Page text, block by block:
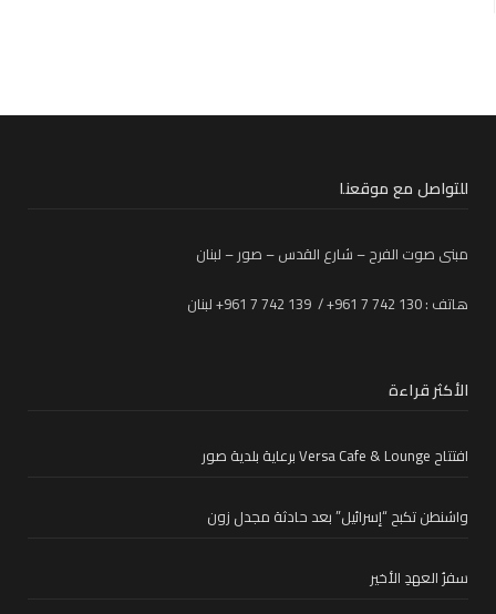
للتواصل مع موقعنا
مبنى صوت الفرح – شارع القدس – صور – لبنان
هاتف : 130 742 7 961+ / 139 742 7 961+ لبنان
الأكثر قراءة
افتتاح Versa Cafe & Lounge برعاية بلدية صور
واشنطن تكبح “إسرائيل” بعد حادثة مجدل زون
سفرُ العهدِ الأخير